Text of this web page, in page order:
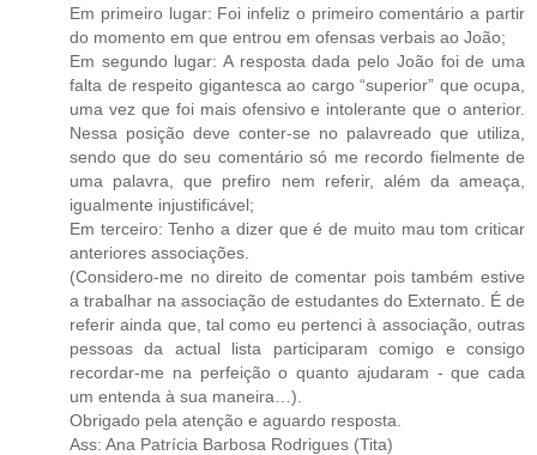
Em primeiro lugar: Foi infeliz o primeiro comentário a partir
do momento em que entrou em ofensas verbais ao João;
Em segundo lugar: A resposta dada pelo João foi de uma
falta de respeito gigantesca ao cargo “superior” que ocupa,
uma vez que foi mais ofensivo e intolerante que o anterior.
Nessa posição deve conter-se no palavreado que utiliza,
sendo que do seu comentário só me recordo fielmente de
uma palavra, que prefiro nem referir, além da ameaça,
igualmente injustificável;
Em terceiro: Tenho a dizer que é de muito mau tom criticar
anteriores associações.
(Considero-me no direito de comentar pois também estive
a trabalhar na associação de estudantes do Externato. É de
referir ainda que, tal como eu pertenci à associação, outras
pessoas da actual lista participaram comigo e consigo
recordar-me na perfeição o quanto ajudaram - que cada
um entenda à sua maneira…).
Obrigado pela atenção e aguardo resposta.
Ass: Ana Patrícia Barbosa Rodrigues (Tita)